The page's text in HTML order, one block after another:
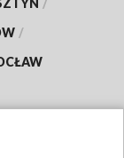
/
/